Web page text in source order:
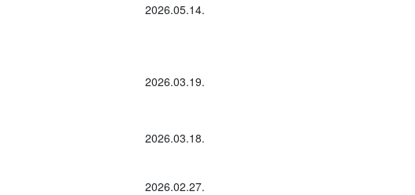
2026.05.14.
2026.03.19.
2026.03.18.
2026.02.27.